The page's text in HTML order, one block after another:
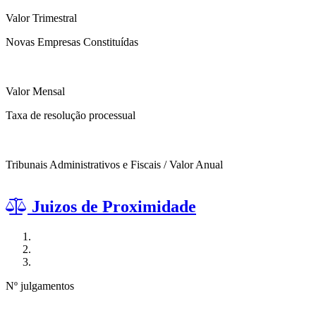
Valor Trimestral
Novas Empresas Constituídas
Valor Mensal
Taxa de resolução processual
Tribunais Administrativos e Fiscais / Valor Anual
Juizos de Proximidade
Nº julgamentos